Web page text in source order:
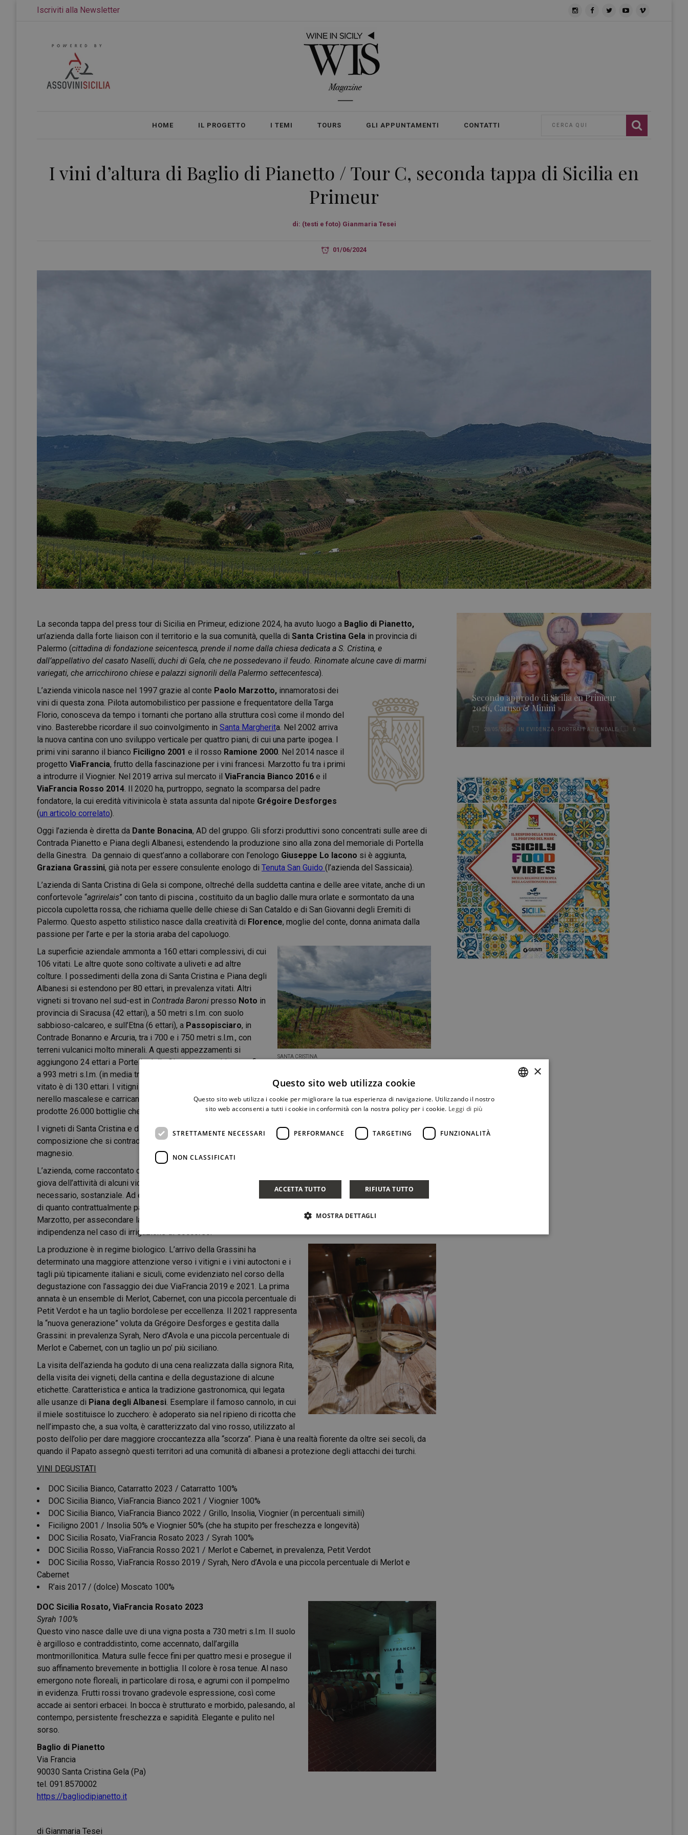
Iscriviti alla Newsletter
HOME IL PROGETTO I TEMI TOURS GLI APPUNTAMENTI CONTATTI
I vini d’altura di Baglio di Pianetto / Tour C, seconda tappa di Sicilia en
Primeur
di: (testi e foto) Gianmaria Tesei
01/06/2024
La seconda tappa del press tour di Sicilia en Primeur, edizione 2024, ha avuto luogo a Baglio di Pianetto,
un’azienda dalla forte liaison con il territorio e la sua comunità, quella di Santa Cristina Gela in provincia di
Palermo (cittadina di fondazione seicentesca, prende il nome dalla chiesa dedicata a S. Cristina, e
dall’appellativo del casato Naselli, duchi di Gela, che ne possedevano il feudo. Rinomate alcune cave di marmi
variegati, che arricchirono chiese e palazzi signorili della Palermo settecentesca).
L’azienda vinicola nasce nel 1997 grazie al conte Paolo Marzotto, innamoratosi dei
vini di questa zona. Pilota automobilistico per passione e frequentatore della Targa
Florio, conosceva da tempo i tornanti che portano alla struttura così come il mondo del
vino. Basterebbe ricordare il suo coinvolgimento in Santa Margherita. Nel 2002 arriva
la nuova cantina con uno sviluppo verticale per quattro piani, di cui una parte ipogea. I
primi vini saranno il bianco Ficiligno 2001 e il rosso Ramione 2000. Nel 2014 nasce il
progetto ViaFrancia, frutto della fascinazione per i vini francesi. Marzotto fu tra i primi
a introdurre il Viognier. Nel 2019 arriva sul mercato il ViaFrancia Bianco 2016 e il
ViaFrancia Rosso 2014. Il 2020 ha, purtroppo, segnato la scomparsa del padre
fondatore, la cui eredità vitivinicola è stata assunta dal nipote Grégoire Desforges
(un articolo correlato).
Oggi l’azienda è diretta da Dante Bonacina, AD del gruppo. Gli sforzi produttivi sono concentrati sulle aree di
Contrada Pianetto e Piana degli Albanesi, estendendo la produzione sino alla zona del memoriale di Portella
della Ginestra. Da gennaio di quest’anno a collaborare con l’enologo Giuseppe Lo Iacono si è aggiunta,
Graziana Grassini, già nota per essere consulente enologo di Tenuta San Guido (l’azienda del Sassicaia).
L’azienda di Santa Cristina di Gela si compone, oltreché della suddetta cantina e delle aree vitate, anche di un
confortevole “agrirelais” con tanto di piscina , costituito da un baglio dalle mura orlate e sormontato da una
piccola cupoletta rossa, che richiama quelle delle chiese di San Cataldo e di San Giovanni degli Eremiti di
Palermo. Questo aspetto stilistico nasce dalla creatività di Florence, moglie del conte, donna animata dalla
passione per l’arte e per la storia araba del capoluogo.
SANTA CRISTINA
La superficie aziendale ammonta a 160 ettari complessivi, di cui
106 vitati. Le altre quote sono coltivate a uliveti e ad altre
colture. I possedimenti della zona di Santa Cristina e Piana degli
Albanesi si estendono per 80 ettari, in prevalenza vitati. Altri
vigneti si trovano nel sud-est in Contrada Baroni presso Noto in
provincia di Siracusa (42 ettari), a 50 metri s.l.m. con suolo
sabbioso-calcareo, e sull’Etna (6 ettari), a Passopisciaro, in
Contrade Bonanno e Arcuria, tra i 700 e i 750 metri s.l.m., con
terreni vulcanici molto minerali. A questi appezzamenti si
aggiungono 24 ettari a Portella della Ginestra, con viti poste fino
a 993 metri s.l.m. (in media tra i 700 e gli 800 metri). Il totale
vitato è di 130 ettari. I vitigni utilizzati sono grillo, insolia, viognier, nero d’Avola, syrah, catarratto, frappato,
nerello mascalese e carricante, cui si aggiungono ben 11 varietà sperimentali. Da una di esse sono state
prodotte 26.000 bottiglie che saranno lanciate sul mercato come prossima novità.
I vigneti di Santa Cristina e di Piana, collocati ad un’altitudine compresa tra i 650 e gli 800 metri s.l.m., hanno una
composizione che si contraddistingue per l’argilla montmorillonitica, ricca di minerali, soprattutto alluminio e
magnesio.
L’azienda, come raccontato da
giova dell’attività di alcuni vicini conferitori a cui va il sostegno anche dal punto di vista agronomico e, se
necessario, sostanziale. Ad esempio, nel 2023, anno critico per la peronospora, è stato corrisposto il 20% in più
di quanto contrattualmente pattuito. L’azienda è inoltre confinante con un laghetto oasi del WWF e il conte
Marzotto, per assecondare la conservazione ambientale, ha voluto creare un bacino artificiale per assicurare
indipendenza nel caso di irrigazione di soccorso.
La produzione è in regime biologico. L’arrivo della Grassini ha
determinato una maggiore attenzione verso i vitigni e i vini autoctoni e i
tagli più tipicamente italiani e siculi, come evidenziato nel corso della
degustazione con l’assaggio dei due ViaFrancia 2019 e 2021. La prima
annata è un ensemble di Merlot, Cabernet, con una piccola percentuale di
Petit Verdot e ha un taglio bordolese per eccellenza. Il 2021 rappresenta
la “nuova generazione” voluta da Grégoire Desforges e gestita dalla
Grassini: in prevalenza Syrah, Nero d’Avola e una piccola percentuale di
Merlot e Cabernet, con un taglio un po’ più siciliano.
La visita dell’azienda ha goduto di una cena realizzata dalla signora Rita,
della visita dei vigneti, della cantina e della degustazione di alcune
etichette. Caratteristica e antica la tradizione gastronomica, qui legata
alle usanze di Piana degli Albanesi. Esemplare il famoso cannolo, in cui
il miele sostituisce lo zucchero: è adoperato sia nel ripieno di ricotta che
nell’impasto che, a sua volta, è caratterizzato dal vino rosso, utilizzato al
posto dell’olio per dare maggiore croccantezza alla “scorza”. Piana è una realtà fiorente da oltre sei secoli, da
quando il Papato assegnò questi territori ad una comunità di albanesi a protezione degli attacchi dei turchi.
VINI DEGUSTATI
DOC Sicilia Bianco, Catarratto 2023 / Catarratto 100%
DOC Sicilia Bianco, ViaFrancia Bianco 2021 / Viognier 100%
DOC Sicilia Bianco, ViaFrancia Bianco 2022 / Grillo, Insolia, Viognier (in percentuali simili)
Ficiligno 2001 / Insolia 50% e Viognier 50% (che ha stupito per freschezza e longevità)
DOC Sicilia Rosato, ViaFrancia Rosato 2023 / Syrah 100%
DOC Sicilia Rosso, ViaFrancia Rosso 2021 / Merlot e Cabernet, in prevalenza, Petit Verdot
DOC Sicilia Rosso, ViaFrancia Rosso 2019 / Syrah, Nero d’Avola e una piccola percentuale di Merlot e
Cabernet
R’ais 2017 / (dolce) Moscato 100%
DOC Sicilia Rosato, ViaFrancia Rosato 2023
Syrah 100%
Questo vino nasce dalle uve di una vigna posta a 730 metri s.l.m. Il suolo
è argilloso e contraddistinto, come accennato, dall’argilla
montmorillonitica. Matura sulle fecce fini per quattro mesi e prosegue il
suo affinamento brevemente in bottiglia. Il colore è rosa tenue. Al naso
emergono note floreali, in particolare di rosa, e agrumi con il pompelmo
in evidenza. Frutti rossi trovano gradevole espressione, così come
accade ai sentori erbacei. In bocca è strutturato e morbido, palesando, al
contempo, persistente freschezza e sapidità. Elegante e pulito nel
sorso.
Baglio di Pianetto
Via Francia
90030 Santa Cristina Gela (Pa)
tel. 091.8570002
https://bagliodipianetto.it
di Gianmaria Tesei
Secondo approdo di Sicilia en Primeur
2026, Caruso & Minini »
28/05/2026 IN EVIDENZA PORTRAIT AZIENDALE 0
×
Questo sito web utilizza cookie
Questo sito web utilizza i cookie per migliorare la tua esperienza di navigazione. Utilizzando il nostro
sito web acconsenti a tutti i cookie in conformità con la nostra policy per i cookie. Leggi di più
STRETTAMENTE NECESSARI PERFORMANCE TARGETING FUNZIONALITÀ
NON CLASSIFICATI
ACCETTA TUTTO RIFIUTA TUTTO
MOSTRA DETTAGLI